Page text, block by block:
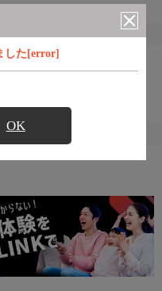
した[error]
OK